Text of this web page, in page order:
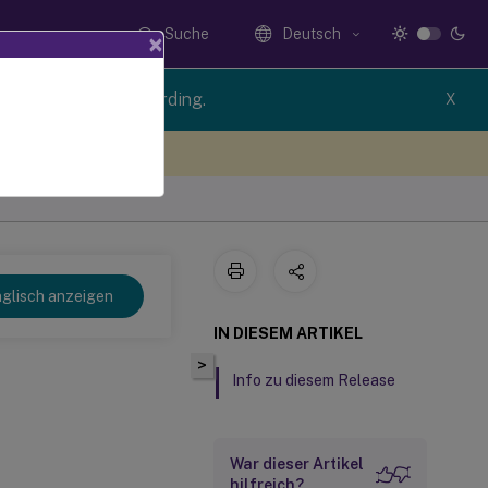
Suche Deutsch
of Session Recording. X
anzeigen
>
IN DIESEM ARTIKEL
Info zu diesem Release
War dieser Artikel
×